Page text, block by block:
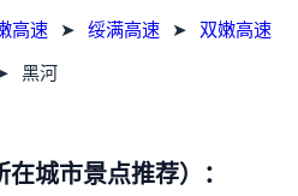
高速 ➤ 绥满高速 ➤ 双嫩高速
黑河
城市景点推荐）：